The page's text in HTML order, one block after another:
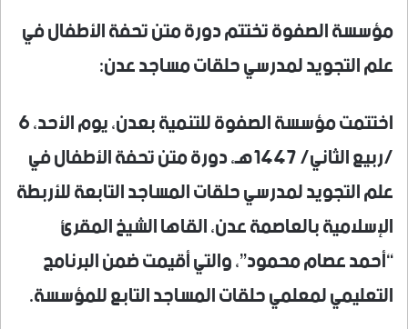
مؤسسة الصفوة تختتم دورة متن تحفة الأطفال في
علم التجويد لمدرسي حلقات مساجد عدن:
اختتمت مؤسسة الصفوة للتنمية بعدن، يوم الأحد، 6
/ربيع الثاني/ 1447هـ، دورة متن تحفة الأطفال في
علم التجويد لمدرسي حلقات المساجد التابعة للأربطة
الإسلامية بالعاصمة عدن، القاها الشيخ المقرئ
“أحمد عصام محمود”، والتي أقيمت ضمن البرنامج
التعليمي لمعلمي حلقات المساجد التابع للمؤسسة.